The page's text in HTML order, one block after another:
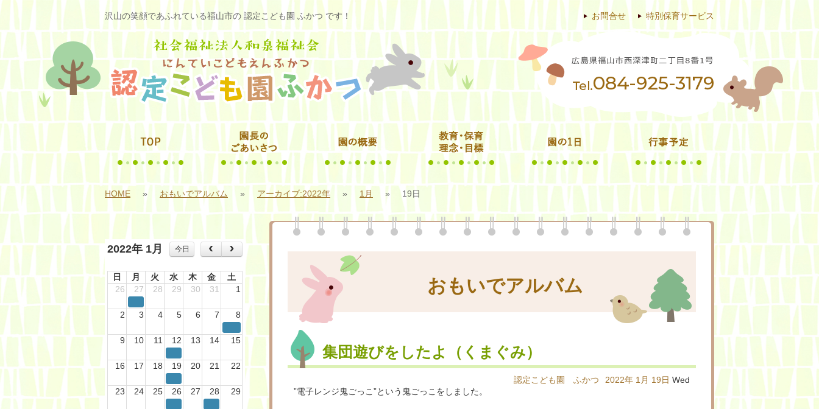
沢山の笑顔であふれている福山市の 認定こども園 ふかつ です！ 特別保育サービス
お問合せ
HOME » おもいでアルバム » アーカイブ:2022年 » 1月 » 19日
2022年 1月 今日
日 月 火 水 木 金
土
26
27 28 29 30 31 1
2 3 4 5 6 7 8
9 10 11 12 13 14 15
16 17 18 19 20 21 22
23 24 25 26 27 28 29
おもいでアルバム
集団遊びをしたよ（くまぐみ）
2022年 1月 19日 Wed
認定こども園 ふかつ
”電子レンジ鬼ごっこ”という鬼ごっこをしました。